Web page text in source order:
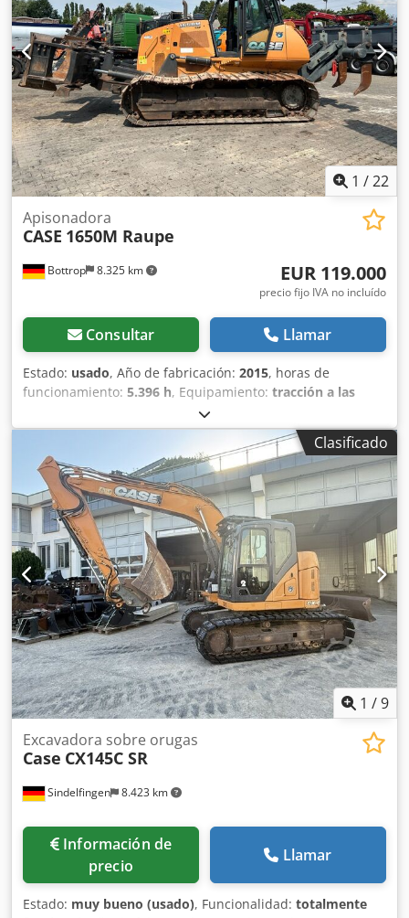
de hierro fundido garantiza una alta precisión y una larga
vida útil. Datos técnicos: Fabricante: Karl Tränklein Tipo:
Case Bender / máquina para dar forma a lomos Ancho de
trabajo: aprox. 600 mm Dwedpfx Akoziwnbs Eoa Ajuste de
la presión de los rodillos Estructura estable de hierro
fundido Accionamiento eléctrico Mesa de trabajo Estado:
usada Aplicaciones: producción de libros de tapa dura,
encuadernaciones, imprentas, empresas de artes gráficas,
producción de álbumes, catálogos y encuadernaciones.
1 /22
Bottrop 8.325 km
Apisonadora
CASE 1650M Raupe
EUR 119.000
precio fijo IVA no incluído
Consultar Llamar
Estado: usado, Año de fabricación: 2015, horas de
funcionamiento: 5.396 h, Equipamiento: tracción a las
, CATERPILLAR Modelo: 1650M Peso en vacío:
19 200 kg Potencia: 122 kW Horas de trabajo: 5396
Equipamiento: - Asiento calefactado - Aire acondicionado -
Radio - Rastrillo trasero con 3 dientes - Dispositivos y
rejillas de protección de la cabina en la parte delantera -
Pala niveladora (plegable hidráulicamente) Dedpfjzhyrmex
Ak Eewa Con gusto le brindamos asistencia también en el
área de financiación/arrendamiento a través de nuestros
socios. Todos los datos sin garantía. Salvo error y omisión.
Clasificado
1 /9
Sindelfingen 8.423 km
Excavadora sobre orugas
Case CX145C SR
Información de
precio
Llamar
Estado: muy bueno (usado), Funcionalidad: totalmente